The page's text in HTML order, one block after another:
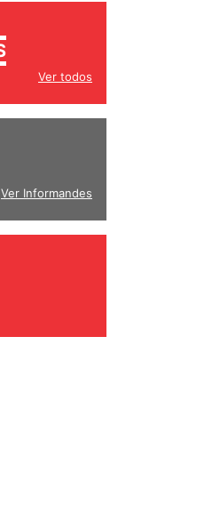
Ver todos
Ver Informandes